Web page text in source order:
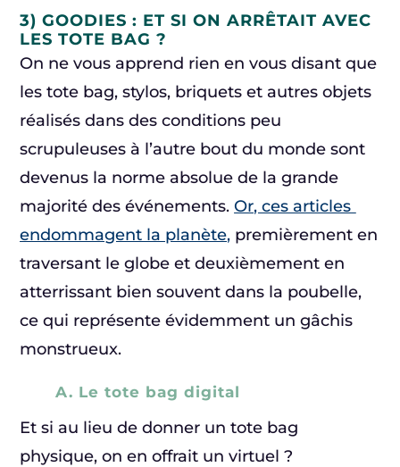
3) GOODIES : ET SI ON ARRÊTAIT AVEC
LES TOTE BAG ?
On ne vous apprend rien en vous disant que
les tote bag, stylos, briquets et autres objets
réalisés dans des conditions peu
scrupuleuses à l’autre bout du monde sont
devenus la norme absolue de la grande
majorité des événements.Or, ces articles
endommagent la planète, premièrement en
traversant le globe et deuxièmement en
atterrissant bien souvent dans la poubelle,
ce qui représente évidemment un gâchis
monstrueux.
A. Le tote bag digital
Et si au lieu de donner un tote bag
physique, on en offrait un virtuel ?